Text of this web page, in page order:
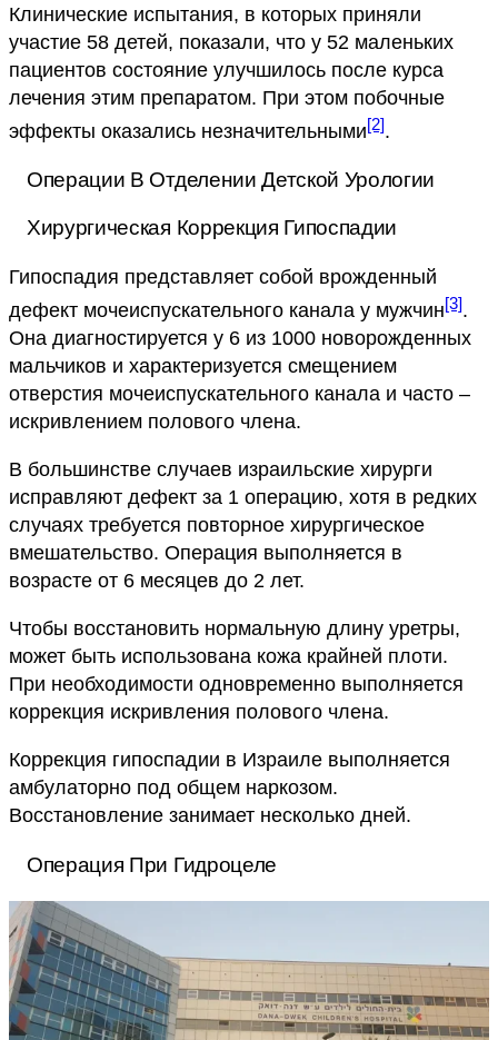
Клинические испытания, в которых приняли
участие 58 детей, показали, что у 52 маленьких
пациентов состояние улучшилось после курса
лечения этим препаратом. При этом побочные
эффекты оказались незначительными[2].
Операции В Отделении Детской Урологии
Хирургическая Коррекция Гипоспадии
Гипоспадия представляет собой врожденный
дефект мочеиспускательного канала у мужчин[3].
Она диагностируется у 6 из 1000 новорожденных
мальчиков и характеризуется смещением
отверстия мочеиспускательного канала и часто –
искривлением полового члена.
В большинстве случаев израильские хирурги
исправляют дефект за 1 операцию, хотя в редких
случаях требуется повторное хирургическое
вмешательство. Операция выполняется в
возрасте от 6 месяцев до 2 лет.
Чтобы восстановить нормальную длину уретры,
может быть использована кожа крайней плоти.
При необходимости одновременно выполняется
коррекция искривления полового члена.
Коррекция гипоспадии в Израиле выполняется
амбулаторно под общем наркозом.
Восстановление занимает несколько дней.
Операция При Гидроцеле